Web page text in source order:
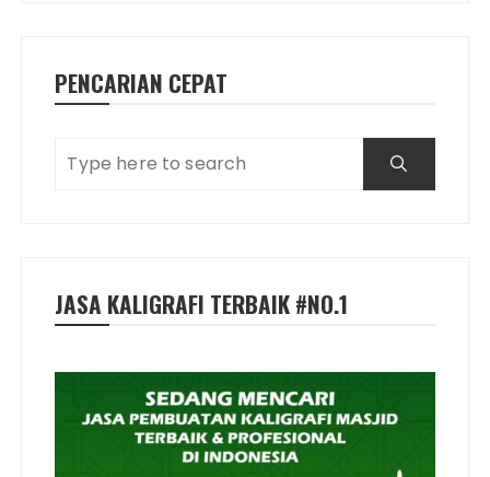
PENCARIAN CEPAT
JASA KALIGRAFI TERBAIK #NO.1